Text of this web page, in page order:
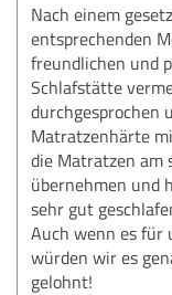
Nach einem
entsprechenden
freundlichen und
Schlafstätte
durchgesprochen
Matratzenhärte
die Matratzen am
übernehmen und
sehr gut
Auch wenn es für
würden wir es
gelohnt!